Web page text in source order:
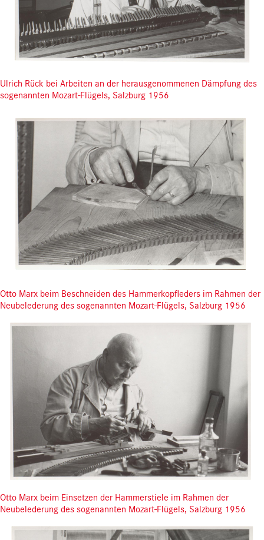
Ulrich Rück bei Arbeiten an der herausgenommenen Dämpfung des
sogenannten Mozart-Flügels, Salzburg 1956
Otto Marx beim Beschneiden des Hammerkopfleders im Rahmen der
Neubelederung des sogenannten Mozart-Flügels, Salzburg 1956
Otto Marx beim Einsetzen der Hammerstiele im Rahmen der
Neubelederung des sogenannten Mozart-Flügels, Salzburg 1956